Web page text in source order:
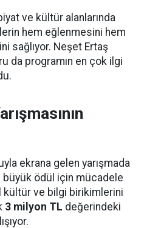
ve kültür alanlarında
hem eğlenmesini hem
sağlıyor. Neşet Ertaş
da programın en çok ilgi
ekrana gelen yarışmada
büyük ödül için mücadele
kültür ve bilgi birikimlerini
3 milyon TL değerindeki